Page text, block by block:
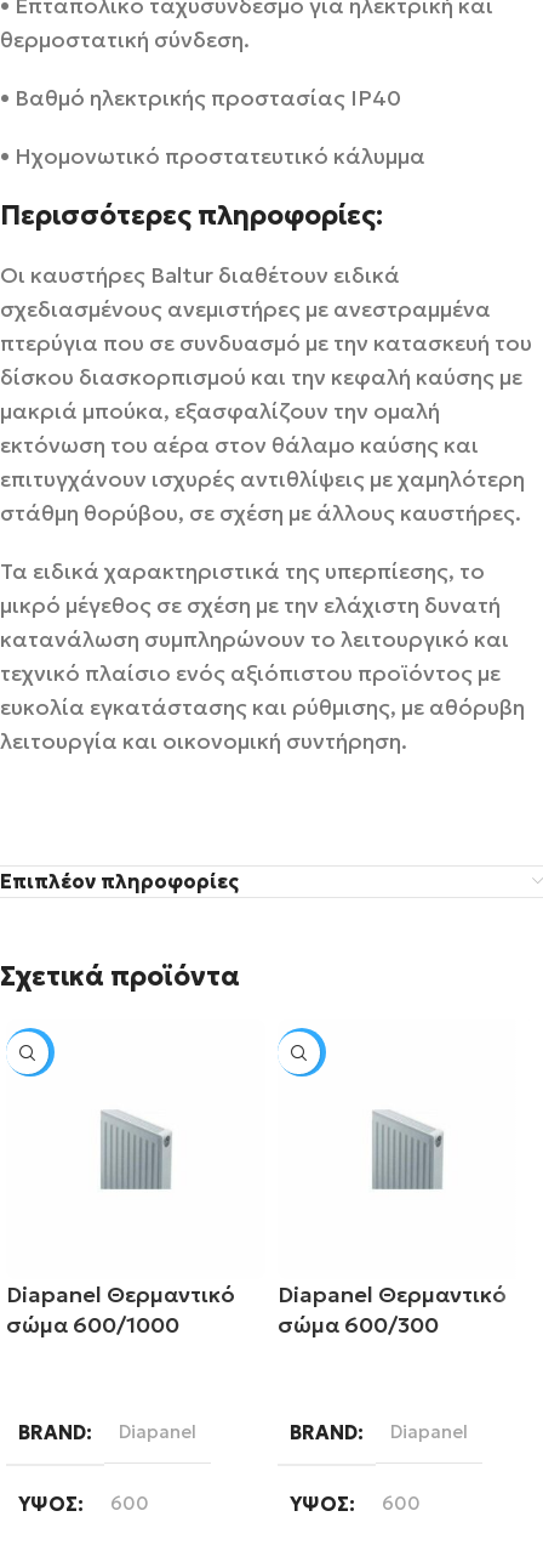
• Επταπολικό ταχυσύνδεσμο για ηλεκτρική και
θερμοστατική σύνδεση.
• Βαθμό ηλεκτρικής προστασίας ΙΡ40
• Ηχομονωτικό προστατευτικό κάλυμμα
Περισσότερες πληροφορίες:
Οι καυστήρες Baltur διαθέτουν ειδικά
σχεδιασμένους ανεμιστήρες με ανεστραμμένα
πτερύγια που σε συνδυασμό με την κατασκευή του
δίσκου διασκορπισμού και την κεφαλή καύσης με
μακριά μπούκα, εξασφαλίζουν την ομαλή
εκτόνωση του αέρα στον θάλαμο καύσης και
επιτυγχάνουν ισχυρές αντιθλίψεις με χαμηλότερη
στάθμη θορύβου, σε σχέση με άλλους καυστήρες.
Τα ειδικά χαρακτηριστικά της υπερπίεσης, το
μικρό μέγεθος σε σχέση με την ελάχιστη δυνατή
κατανάλωση συμπληρώνουν το λειτουργικό και
τεχνικό πλαίσιο ενός αξιόπιστου προϊόντος με
ευκολία εγκατάστασης και ρύθμισης, με αθόρυβη
λειτουργία και οικονομική συντήρηση.
Επιπλέον πληροφορίες
Σχετικά προϊόντα
SALE
Diapanel Θερμαντικό
σώμα 600/1000
BRAND Diapanel
ΎΨΟΣ 600
SALE
Diapanel Θερμαντικό
σώμα 600/300
BRAND Diapanel
ΎΨΟΣ 600